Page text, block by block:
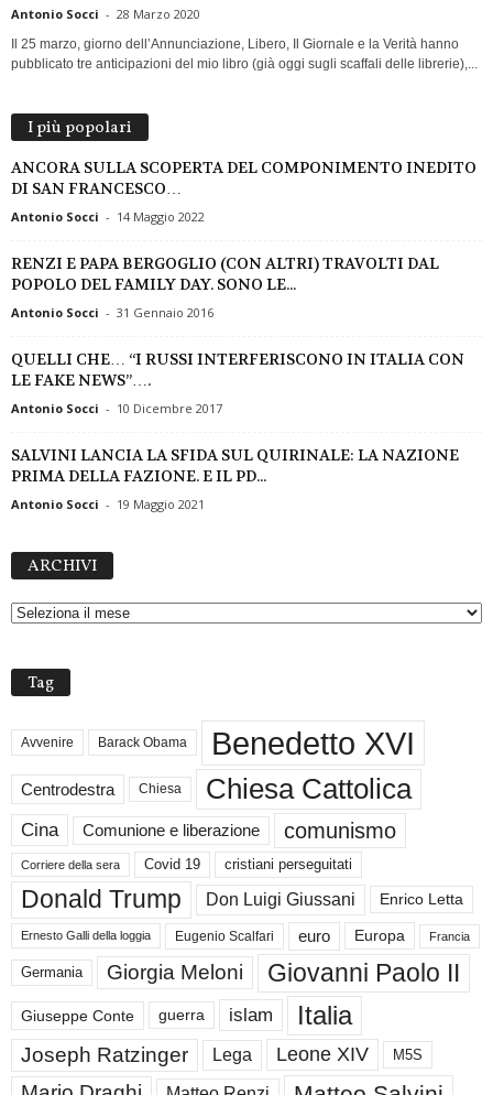
Antonio Socci - 28 Marzo 2020
Il 25 marzo, giorno dell’Annunciazione, Libero, Il Giornale e la Verità hanno
pubblicato tre anticipazioni del mio libro (già oggi sugli scaffali delle librerie),...
I più popolari
ANCORA SULLA SCOPERTA DEL COMPONIMENTO INEDITO
DI SAN FRANCESCO…
Antonio Socci - 14 Maggio 2022
RENZI E PAPA BERGOGLIO (CON ALTRI) TRAVOLTI DAL
POPOLO DEL FAMILY DAY. SONO LE...
Antonio Socci - 31 Gennaio 2016
QUELLI CHE… “I RUSSI INTERFERISCONO IN ITALIA CON
LE FAKE NEWS”….
Antonio Socci - 10 Dicembre 2017
SALVINI LANCIA LA SFIDA SUL QUIRINALE: LA NAZIONE
PRIMA DELLA FAZIONE. E IL PD...
Antonio Socci - 19 Maggio 2021
ARCHIVI
H
Tag
Avvenire Barack Obama Benedetto XVI
Centrodestra Chiesa Chiesa Cattolica
Cina Comunione e liberazione comunismo
Corriere della sera Covid 19 cristiani perseguitati
Donald Trump Don Luigi Giussani Enrico Letta
Ernesto Galli della loggia Eugenio Scalfari euro Europa Francia
Germania Giorgia Meloni Giovanni Paolo II
Giuseppe Conte guerra islam Italia
Joseph Ratzinger Lega Leone XIV M5S